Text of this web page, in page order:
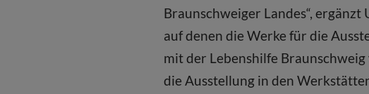
Braunschweiger Landes“,
auf denen die Werke für die
mit der Lebenshilfe Braunschweig
die Ausstellung in den